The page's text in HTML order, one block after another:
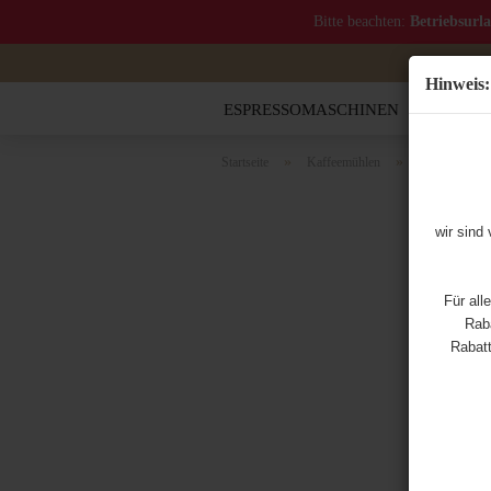
Hinweis:
wir sind
Für
Bitte beachten:
ESPRESSOMASCHINEN
» »